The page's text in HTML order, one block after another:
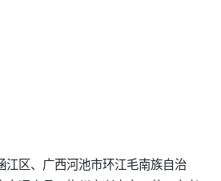
江区、广西河池市环江毛南族自治